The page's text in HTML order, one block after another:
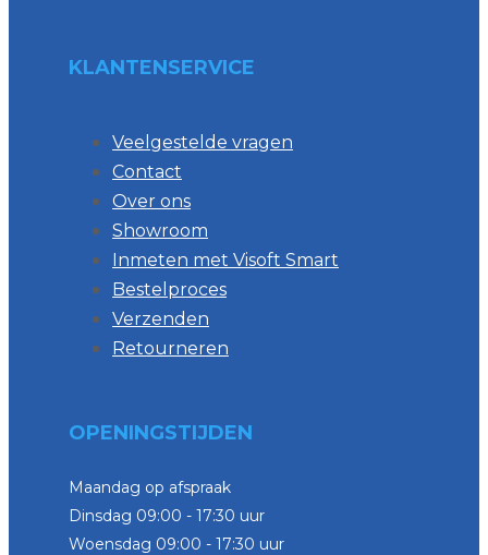
KLANTENSERVICE
Veelgestelde vragen
Contact
Over ons
Showroom
Inmeten met Visoft Smart
Bestelproces
Verzenden
Retourneren
OPENINGSTIJDEN
Maandag op afspraak
Dinsdag 09:00 - 17:30 uur
Woensdag 09:00 - 17:30 uur